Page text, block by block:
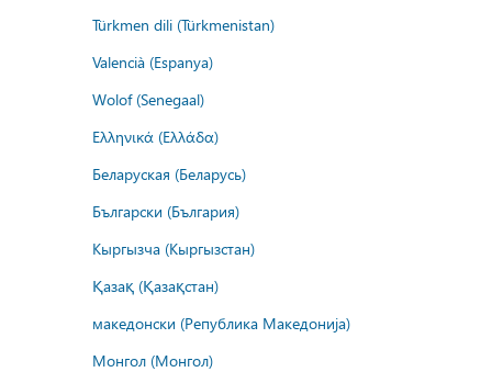
Türkmen dili (Türkmenistan)
Valencià (Espanya)
Wolof (Senegaal)
Ελληνικά (Ελλάδα)
Беларуская (Беларусь)
Български (България)
Кыргызча (Кыргызстан)
Қазақ (Қазақстан)
македонски (Република Македонија)
Монгол (Монгол)